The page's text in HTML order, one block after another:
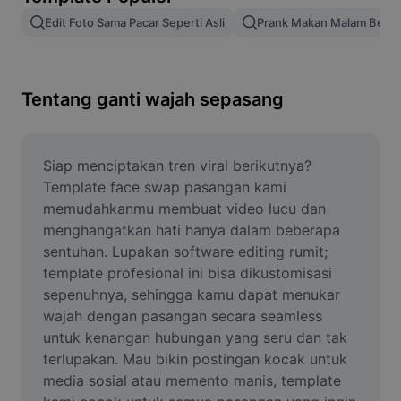
Hapus latar belakang gambar
Penyempurna Gambar
Editor Foto Online
Pembuat Meme
AI Text Remover
AI People Remover
AI Inpainting
Face Cutout
Edit Foto Sama Pacar Seperti Asli Prank Makan Malam
Tentang ganti wajah sepasang
Siap menciptakan tren viral berikutnya?
Template face swap pasangan kami
memudahkanmu membuat video lucu dan
menghangatkan hati hanya dalam beberapa
sentuhan. Lupakan software editing rumit;
template profesional ini bisa dikustomisasi
sepenuhnya, sehingga kamu dapat menukar
wajah dengan pasangan secara seamless
untuk kenangan hubungan yang seru dan tak
terlupakan. Mau bikin postingan kocak untuk
media sosial atau memento manis, template